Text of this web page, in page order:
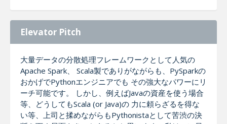
Elevator Pitch
大量データの分散処理フレームワークとして人気の
Apache Spark、 Scala製でありがながらも、PySparkの
おかげでPythonエンジニアでも その強大なパワーにリ
ーチ可能です。 しかし、例えばJavaの資産を使う場合
等、どうしてもScala (or Java)の 力に頼らざるを得な
い等、上司と揉めながらもPythonistaとして苦渋の決